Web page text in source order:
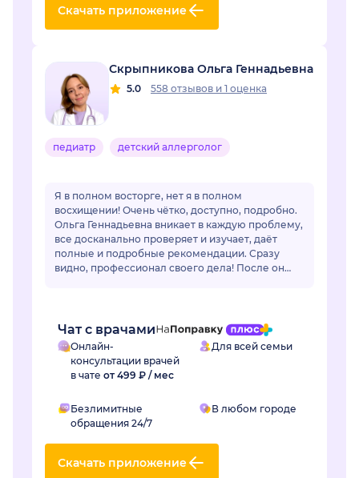
Скачать приложение
Скрыпникова Ольга Геннадьевна
5.0 558 отзывов и 1 оценка
педиатр детский аллерголог
Я в полном восторге, нет я в полном
восхищении! Очень чётко, доступно, подробно.
Ольга Геннадьевна вникает в каждую проблему,
все досканально проверяет и изучает, даёт
полные и подробные рекомендации. Сразу
видно, профессионал своего дела! После он
Чат с врачами
Онлайн-
консультации врачей
в чате от 499 ₽ / мес
Для всей семьи
Безлимитные
обращения 24/7
В любом городе
Скачать приложение